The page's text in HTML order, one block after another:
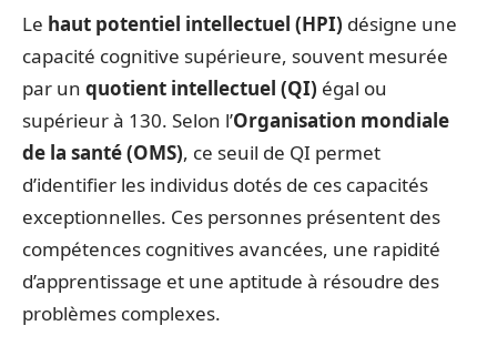
Le haut potentiel intellectuel (HPI) désigne une
capacité cognitive supérieure, souvent mesurée
par un quotient intellectuel (QI) égal ou
supérieur à 130. Selon l’Organisation mondiale
de la santé (OMS), ce seuil de QI permet
d’identifier les individus dotés de ces capacités
exceptionnelles. Ces personnes présentent des
compétences cognitives avancées, une rapidité
d’apprentissage et une aptitude à résoudre des
problèmes complexes.